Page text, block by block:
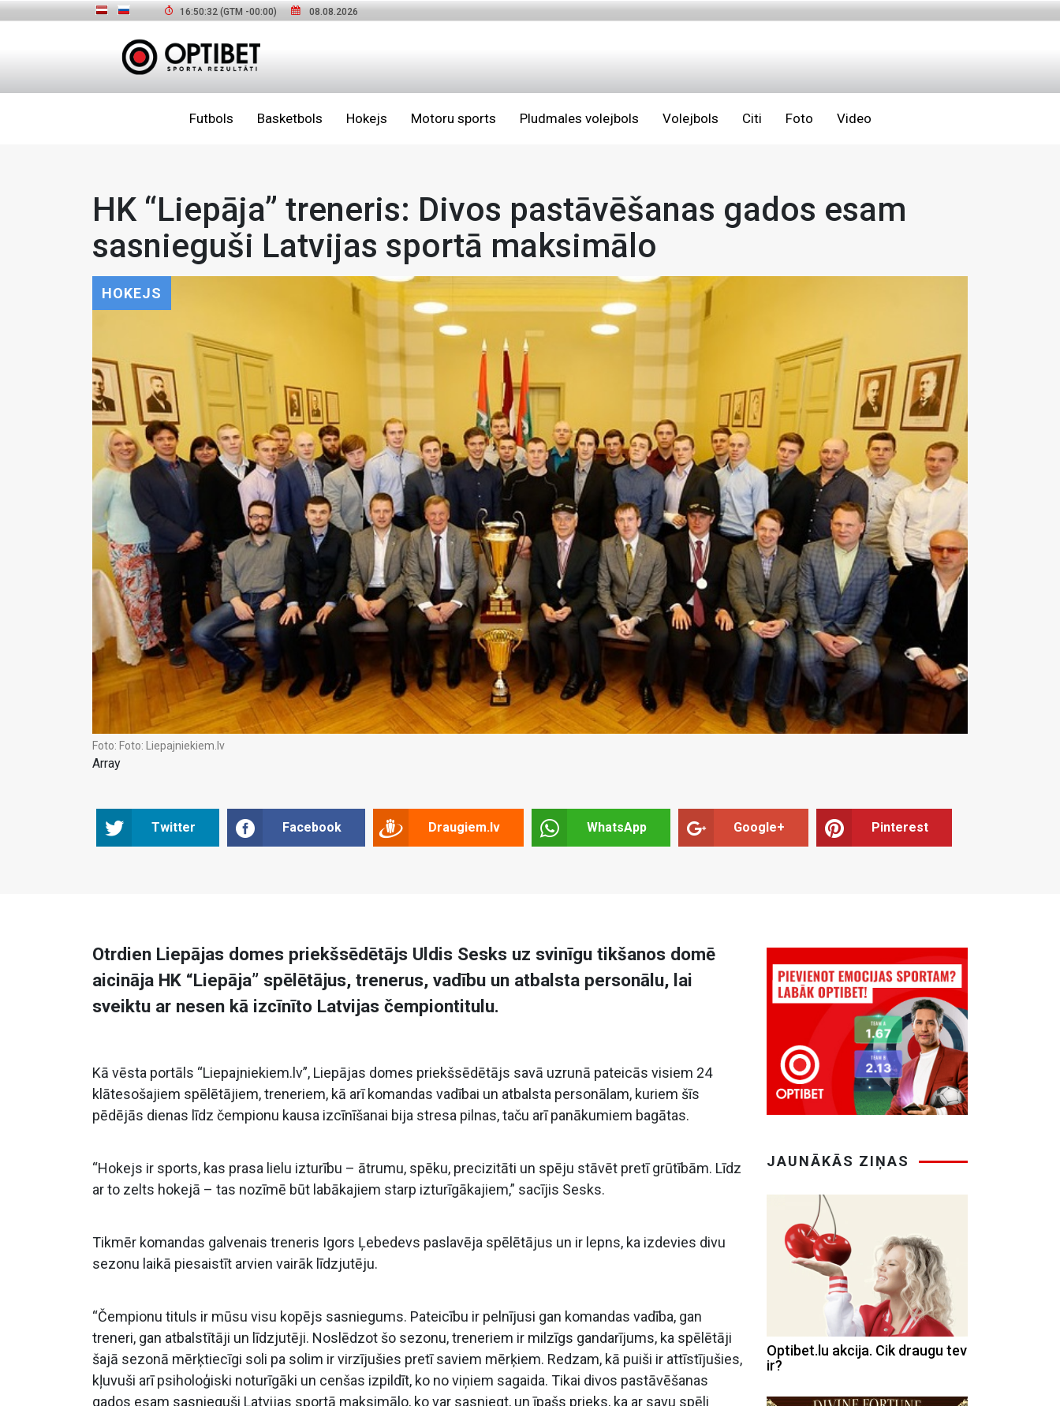
16:50:34 (GTM -00:00) 08.08.2026
Futbols Basketbols Hokejs Motoru sports Pludmales volejbols Volejbols Citi Foto Video
HK “Liepāja” treneris: Divos pastāvēšanas gados esam
sasnieguši Latvijas sportā maksimālo
HOKEJS
Foto: Foto: Liepajniekiem.lv
Array
Twitter Facebook Draugiem.lv WhatsApp Google+ Pinterest
Otrdien Liepājas domes priekšsēdētājs Uldis Sesks uz svinīgu tikšanos domē
aicināja HK “Liepāja” spēlētājus, trenerus, vadību un atbalsta personālu, lai
sveiktu ar nesen kā izcīnīto Latvijas čempiontitulu.
Kā vēsta portāls “Liepajniekiem.lv”, Liepājas domes priekšsēdētājs savā uzrunā pateicās visiem 24
klātesošajiem spēlētājiem, treneriem, kā arī komandas vadībai un atbalsta personālam, kuriem šīs
pēdējās dienas līdz čempionu kausa izcīnīšanai bija stresa pilnas, taču arī panākumiem bagātas.
“Hokejs ir sports, kas prasa lielu izturību – ātrumu, spēku, precizitāti un spēju stāvēt pretī grūtībām. Līdz
ar to zelts hokejā – tas nozīmē būt labākajiem starp izturīgākajiem,” sacījis Sesks.
Tikmēr komandas galvenais treneris Igors Ļebedevs paslavēja spēlētājus un ir lepns, ka izdevies divu
sezonu laikā piesaistīt arvien vairāk līdzjutēju.
“Čempionu tituls ir mūsu visu kopējs sasniegums. Pateicību ir pelnījusi gan komandas vadība, gan
treneri, gan atbalstītāji un līdzjutēji. Noslēdzot šo sezonu, treneriem ir milzīgs gandarījums, ka spēlētāji
šajā sezonā mērķtiecīgi soli pa solim ir virzījušies pretī saviem mērķiem. Redzam, kā puiši ir attīstījušies,
kļuvuši arī psiholoģiski noturīgāki un cenšas izpildīt, ko no viņiem sagaida. Tikai divos pastāvēšanas
gados esam sasnieguši Latvijas sportā maksimālo, ko var sasniegt, un īpašs prieks, ka ar savu spēli
JAUNĀKĀS ZIŅAS
Optibet.lu akcija. Cik draugu tev
ir?